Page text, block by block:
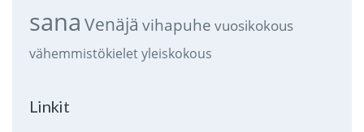
sana Venäjä vihapuhe vuosikokous
vähemmistökieletyleiskokous
Linkit